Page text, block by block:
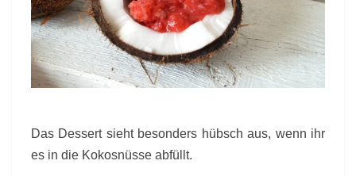
Das Dessert sieht besonders hübsch aus, wenn ihr
es in die Kokosnüsse abfüllt.